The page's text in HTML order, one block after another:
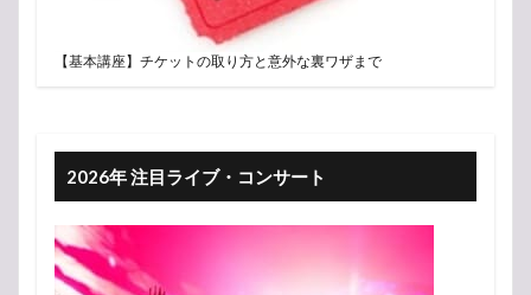
【基本講座】チケットの取り方と意外な裏ワザまで
2026年 注目ライブ・コンサート